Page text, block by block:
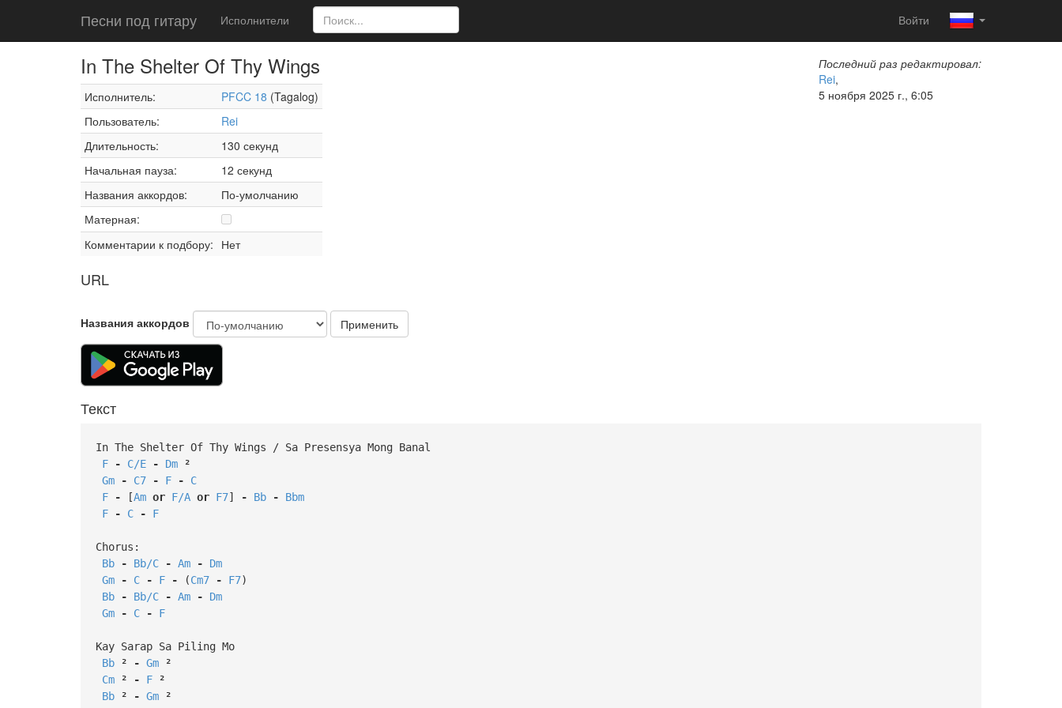
Песни под гитару Исполнители Войти
In The Shelter Of Thy Wings
Исполнитель: PFCC 18 (Tagalog)
Пользователь:
Rei
Длительность:
130 секунд
Начальная пауза:
12 секунд
Названия аккордов:
По-умолчанию
Матерная:
Комментарии к подбору: Нет
URL
Последний раз редактировал:
Rei,
5 ноября 2025 г., 6:05
Названия аккордов Применить
Текст
In The Shelter Of Thy Wings / Sa Presensya Mong Banal
F
- C/E - Dm ²
Gm
- C7 - F -
C
F
- [Am or F/A or F7] - Bb -
Bbm
F
- C - F
Chorus:
Bb
- Bb/C - Am -
Dm
Gm
- C - F - (Cm7 - F7)
Bb
- Bb/C - Am -
Dm
Gm
- C - F
Kay Sarap Sa Piling Mo
Bb ² - Gm ²
Cm ² - F ²
Bb ² - Gm ²